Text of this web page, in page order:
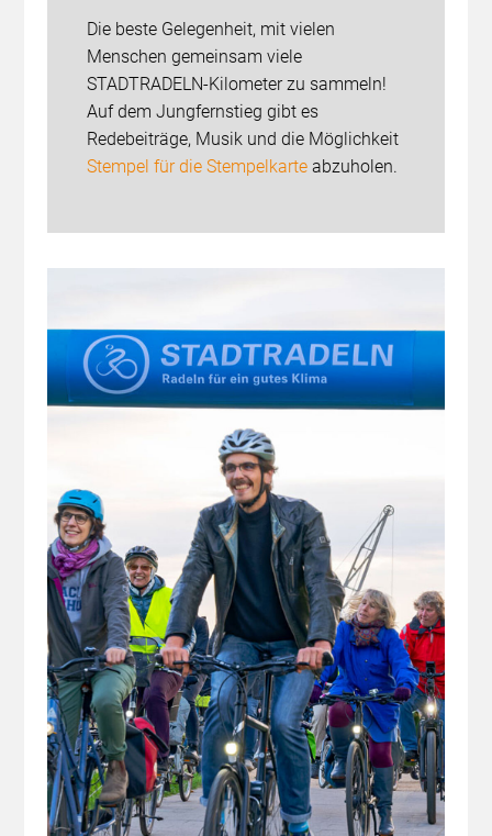
Die beste Gelegenheit, mit vielen
Menschen gemeinsam viele
STADTRADELN-Kilometer zu sammeln!
Auf dem Jungfernstieg gibt es
Redebeiträge, Musik und die Möglichkeit
Stempel für die Stempelkarteabzuholen.